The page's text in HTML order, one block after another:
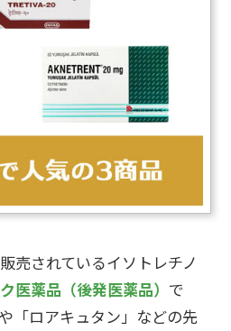
売されているイソトレチノ
医薬品（後発医薬品） で
「ロアキュタン」などの先